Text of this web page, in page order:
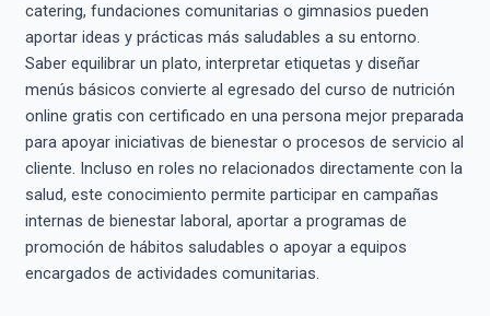
catering, fundaciones comunitarias o gimnasios pueden
aportar ideas y prácticas más saludables a su entorno.
Saber equilibrar un plato, interpretar etiquetas y diseñar
menús básicos convierte al egresado del curso de nutrición
online gratis con certificado en una persona mejor preparada
para apoyar iniciativas de bienestar o procesos de servicio al
cliente. Incluso en roles no relacionados directamente con la
salud, este conocimiento permite participar en campañas
internas de bienestar laboral, aportar a programas de
promoción de hábitos saludables o apoyar a equipos
encargados de actividades comunitarias.